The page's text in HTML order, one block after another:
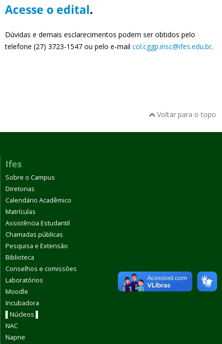
Acesse o edital.
Dúvidas e demais esclarecimentos podem ser obtidos pelo
telefone (27) 3723-1547 ou pelo e-mail col.cggp.insc@ifes.edu.br.
Voltar para o topo
Ifes
Sobre o Campus
Diretorias
Calendário Acadêmico
Matrículas
Assistência Estudantil
Chamadas públicas
Pesquisa e Extensão
Biblioteca
Conselhos e comissões
Laboratórios
Moodle
Incubadora
▌Núcleos ▌
NAC
Napne